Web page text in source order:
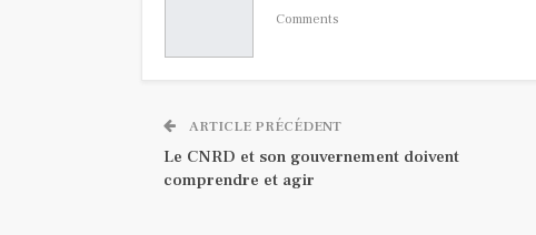
Comments
ARTICLE PRÉCÉDENT
Le CNRD et son gouvernement doivent
comprendre et agir